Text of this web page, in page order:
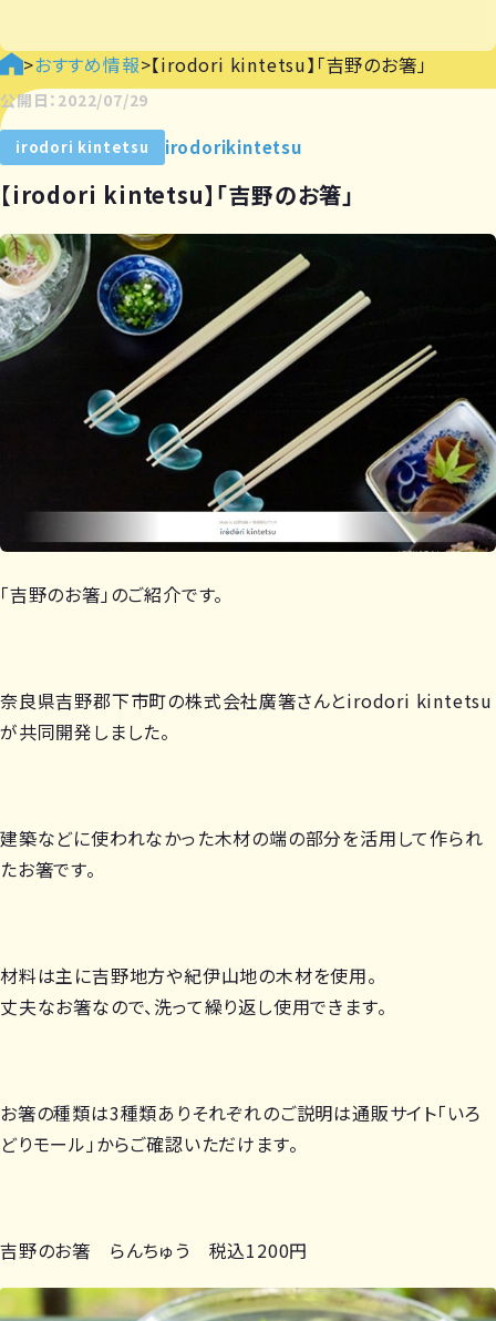
>おすすめ情報>【irodori kintetsu】「吉野のお箸」
公開日：2022/07/29
irodori kintetsu irodorikintetsu
【irodori kintetsu】「吉野のお箸」
「吉野のお箸」のご紹介です。
奈良県吉野郡下市町の株式会社廣箸さんとirodori kintetsu
が共同開発しました。
建築などに使われなかった木材の端の部分を活用して作られ
たお箸です。
材料は主に吉野地方や紀伊山地の木材を使用。
丈夫なお箸なので、洗って繰り返し使用できます。
お箸の種類は3種類ありそれぞれのご説明は通販サイト「いろ
どりモール」からご確認いただけます。
吉野のお箸 らんちゅう 税込1200円